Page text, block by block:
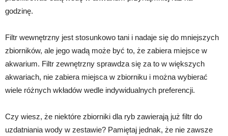
godzinę.
Filtr wewnętrzny jest stosunkowo tani i nadaje się do mniejszych
zbiorników, ale jego wadą może być to, że zabiera miejsce w
akwarium. Filtr zewnętrzny sprawdza się za to w większych
akwariach, nie zabiera miejsca w zbiorniku i można wybierać
wiele różnych wkładów wedle indywidualnych preferencji.
Czy wiesz, że niektóre zbiorniki dla ryb zawierają już filtr do
uzdatniania wody w zestawie? Pamiętaj jednak, że nie zawsze